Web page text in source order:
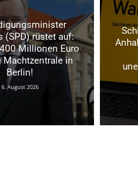
(SPD) rüstet auf:
Millionen Euro
Machtzentrale in
Berlin!
6. August 2026